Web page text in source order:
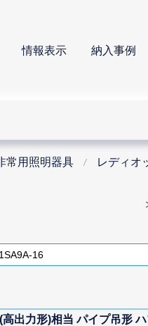
情報表示 納入事例
常用照明器具 レディオ
出力形)相当 パイプ吊形